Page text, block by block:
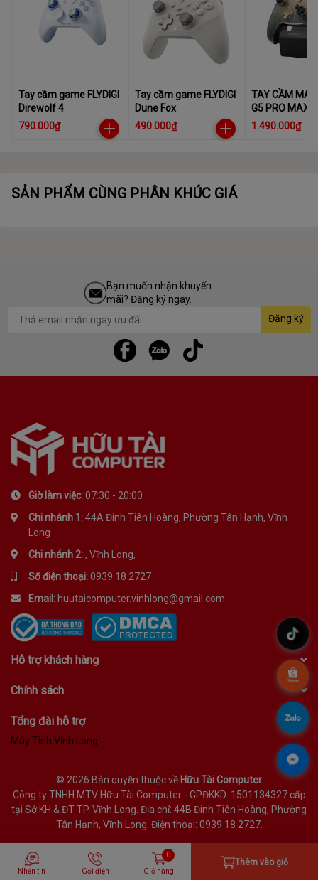
Tay cầm game FLYDIGI
Direwolf 4
790.000₫
Tay cầm game FLYDIGI
Dune Fox
490.000₫
TAY CẦM
G5 PRO MAX
1.490.000₫
SẢN PHẨM CÙNG PHÂN KHÚC GIÁ
Bạn muốn nhận khuyến
mãi? Đăng ký ngay.
Đăng ký
Giờ làm việc:07:30 - 20:00
Chi nhánh 1:44A Đinh Tiên Hoàng, Phường Tân Hạnh, Vĩnh
Long
Chi nhánh 2:, Vĩnh Long,
Số điện thoại:0939 18 2727
Email: huutaicomputer.vinhlong@gmail.com
Hỗ trợ khách hàng
Chính sách
Tổng đài hỗ trợ
Máy Tính Vĩnh Long
© 2026 Bản quyền thuộc về Hữu Tài Computer
Công ty TNHH MTV Hữu Tài Computer - GPĐKKD: 1501134327 cấp
tại Sở KH & ĐT TP. Vĩnh Long. Địa chỉ: 44B Đinh Tiên Hoàng, Phường
Tân Hạnh, Vĩnh Long. Điện thoại: 0939 18 2727.
.
.
.
.
Nhắn tin Gọi điện
0
Giỏ hàng
Thêm vào giỏ